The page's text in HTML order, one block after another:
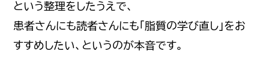
という整理をしたうえで、
患者さんにも読者さんにも「脂質の学び直し」をお
すすめしたい、というのが本音です。